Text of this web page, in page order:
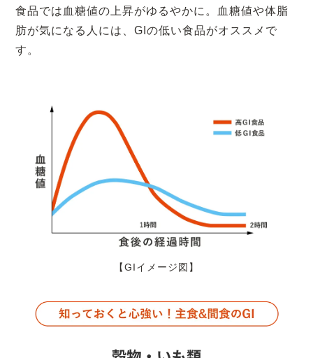
食品では血糖値の上昇がゆるやかに。血糖値や体脂
肪が気になる人には、GIの低い食品がオススメで
す。
【GIイメージ図】